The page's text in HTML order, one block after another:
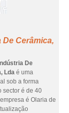
Cerâmica,
De
Lda é uma
sob a forma
sector é de 40
é Olaria de